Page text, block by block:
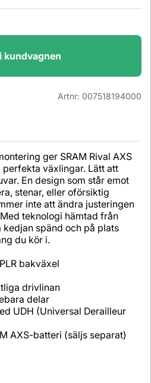
kundvagnen
Artnr: 007518194000
ger SRAM Rival AXS
perfekta växlingar. Lätt att
En design som står emot
stenar, eller oförsiktig
inte att ändra justeringen
teknologi hämtad från
kedjan spänd och på plats
du kör i.
bakväxel
drivlinan
delar
UDH (Universal Derailleur
AXS-batteri (säljs separat)